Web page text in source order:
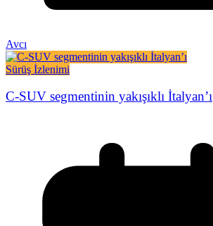
Avcı
Sürüş İzlenimi
C-SUV segmentinin yakışıklı İtalyan’ı